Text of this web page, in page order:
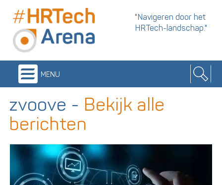
"Navigeren door het
HRTech-landschap."
menu
zvoove - Bekijk alle
berichten